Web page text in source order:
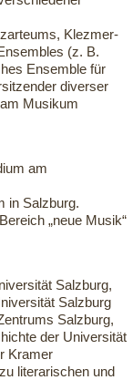
Klezmer-
(z. B.
Ensemble für
diverser
Musikum
am
in Salzburg.
„neue Musik“
Salzburg,
Salzburg
Salzburg,
der Universität
Kramer
literarischen und